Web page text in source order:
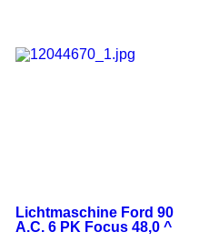
Lichtmaschine Ford 90
A.C. 6 PK Focus 48,0 ^